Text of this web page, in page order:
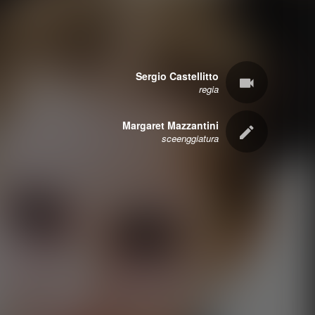
Sergio Castellitto
regia
Margaret Mazzantini
sceenggiatura